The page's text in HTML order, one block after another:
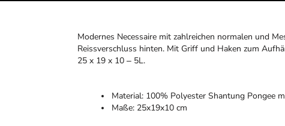
Modernes Necessaire mit zahlreichen normalen und
Reissverschluss hinten. Mit Griff und Haken zum
25 x 19 x 10 ‒ 5L.
Material: 100% Polyester Shantung Pongee
Maße: 25x19x10 cm